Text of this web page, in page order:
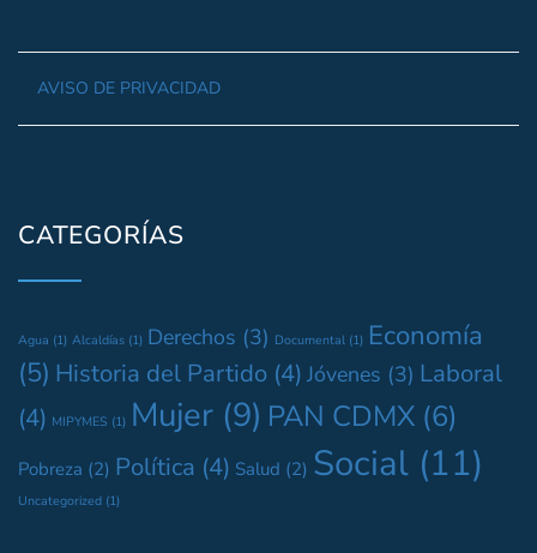
AVISO DE PRIVACIDAD
CATEGORÍAS
Agua (1) Alcaldías (1) Derechos (3) Documental (1) Economía
(5) Historia del Partido (4) Jóvenes (3) Laboral
(4) MIPYMES (1) Mujer (9) PAN CDMX (6)
Pobreza (2) Política (4) Salud (2) Social (11)
Uncategorized (1)